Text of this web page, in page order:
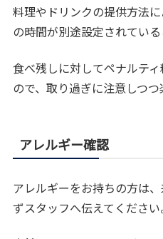
料理やドリンクの提供方法
の時間が別途設定されている
食べ残しに対してペナルテ
ので、取り過ぎに注意しつつ
アレルギー確認
アレルギーをお持ちの方は
ずスタッフへ伝えてください